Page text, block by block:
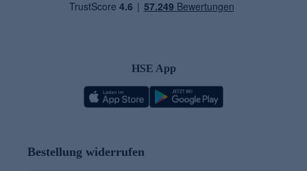
HSE App
Bestellung widerrufen